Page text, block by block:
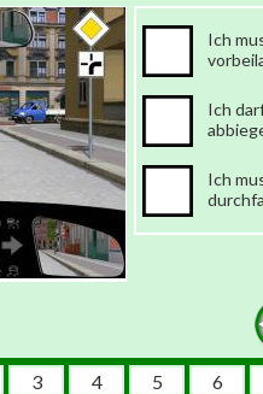
Ich
Ich
Ich
3 4 5
6